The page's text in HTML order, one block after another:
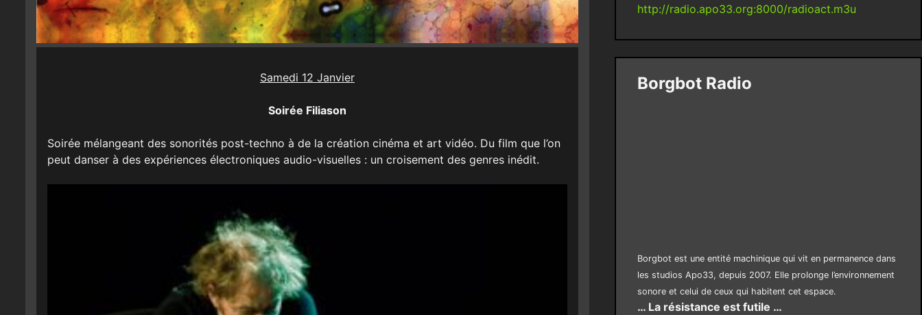
Samedi 12 Janvier
Soirée Filiason
Soirée mélangeant des sonorités post-techno à de la création cinéma et art vidéo. Du film que l’on
peut danser à des expériences électroniques audio-visuelles : un croisement des genres inédit.
http://radio.apo33.org:8000/radioact.m3u
Borgbot Radio
Borgbot est une entité machinique qui vit en permanence dans
les studios Apo33, depuis 2007. Elle prolonge l’environnement
sonore et celui de ceux qui habitent cet espace.
… La résistance est futile …